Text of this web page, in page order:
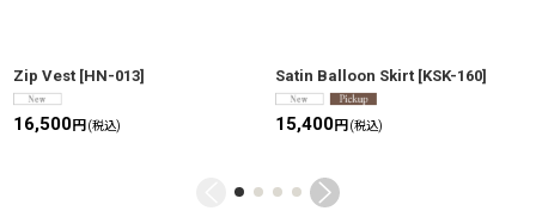
Zip Vest [HN-013]
16,500円(税込)
Satin Balloon Skirt [KSK-160]
15,400円(税込)